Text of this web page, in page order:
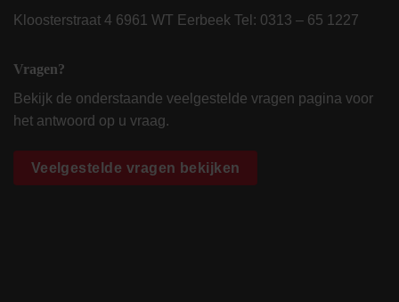
Kloosterstraat 4 6961 WT Eerbeek Tel: 0313 – 65 1227
Vragen?
Bekijk de onderstaande veelgestelde vragen pagina voor
het antwoord op u vraag.
Veelgestelde vragen bekijken